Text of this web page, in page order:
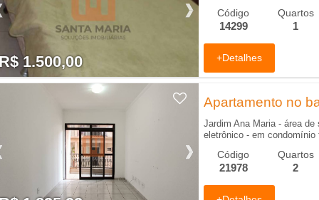
1.500,00 R$ 1.500,00
Código
14299
Quartos
1
+Detalhes
Apartamento no
Jardim Ana Maria - área
eletrônico - em condomínio
Código
21978
Quartos
2